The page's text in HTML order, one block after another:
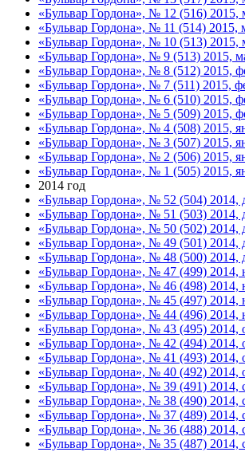
«Бульвар Гордона», № 12 (516) 2015,
«Бульвар Гордона», № 11 (514) 2015,
«Бульвар Гордона», № 10 (513) 2015,
«Бульвар Гордона», № 9 (513) 2015,
«Бульвар Гордона», № 8 (512) 2015,
«Бульвар Гордона», № 7 (511) 2015,
«Бульвар Гордона», № 6 (510) 2015,
«Бульвар Гордона», № 5 (509) 2015,
«Бульвар Гордона», № 4 (508) 2015,
«Бульвар Гордона», № 3 (507) 2015,
«Бульвар Гордона», № 2 (506) 2015,
«Бульвар Гордона», № 1 (505) 2015,
2014 год
«Бульвар Гордона», № 52 (504) 2014,
«Бульвар Гордона», № 51 (503) 2014,
«Бульвар Гордона», № 50 (502) 2014,
«Бульвар Гордона», № 49 (501) 2014,
«Бульвар Гордона», № 48 (500) 2014,
«Бульвар Гордона», № 47 (499) 2014,
«Бульвар Гордона», № 46 (498) 2014,
«Бульвар Гордона», № 45 (497) 2014,
«Бульвар Гордона», № 44 (496) 2014,
«Бульвар Гордона», № 43 (495) 2014,
«Бульвар Гордона», № 42 (494) 2014,
«Бульвар Гордона», № 41 (493) 2014,
«Бульвар Гордона», № 40 (492) 2014,
«Бульвар Гордона», № 39 (491) 2014,
«Бульвар Гордона», № 38 (490) 2014,
«Бульвар Гордона», № 37 (489) 2014,
«Бульвар Гордона», № 36 (488) 2014,
«Бульвар Гордона», № 35 (487) 2014,